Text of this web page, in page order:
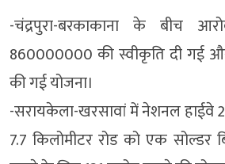
-चंद्रपुरा-बरकाकाना के बीच
860000000 की स्वीकृति दी गई
की गई योजना।
-सरायकेला-खरसावां में नेशनल हाईवे 23
7.7 किलोमीटर रोड को एक सोल्डर